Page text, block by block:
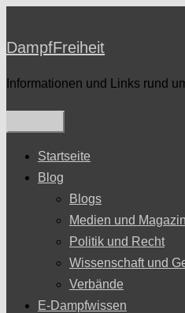
springen
DampfFreiheit
Informationen und Links rund
Startseite
Blog
Blogs
Medien und
Politik und Recht
Wissenschaft und
Verbände
E-Dampfwissen